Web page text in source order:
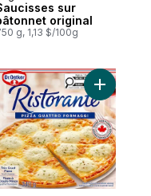
sur
original
g, 1,13 $/100g
au panier Ajouter